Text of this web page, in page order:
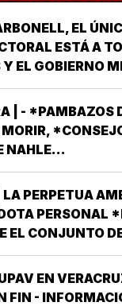
EL
ESTÁ A
EL GOBIERNO
CON LA
DOMINGO 6 DE
PROCESO
| - *PAMBAZOS
NAHLE...
LA PERPETUA
PERSONAL
EL CONJUNTO
FUE
DE MÉXICO,
VECES,
EN
FIN -